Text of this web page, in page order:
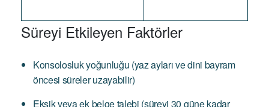
Süreyi Etkileyen Faktörler
Konsolosluk yoğunluğu (yaz ayları ve dini bayram
öncesi süreler uzayabilir)
Eksik veya ek belge talebi (süreyi 30 güne kadar